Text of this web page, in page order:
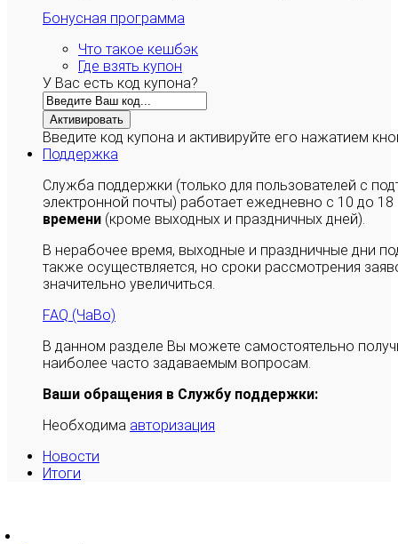
Бонусная программа
Что такое кешбэк
Где взять купон
У Вас есть код купона?
Активировать
Введите код купона и активируйте его нажатием
Поддержка
Служба поддержки (только для пользователей с
электронной почты) работает ежедневно с 10 до
времени (кроме выходных и праздничных дней).
В нерабочее время, выходные и праздничные дни
также осуществляется, но сроки рассмотрения
значительно увеличиться.
FAQ (ЧаВо)
В данном разделе Вы можете самостоятельно
наиболее часто задаваемым вопросам.
Ваши обращения в Службу поддержки:
Необходима авторизация
Новости
Итоги